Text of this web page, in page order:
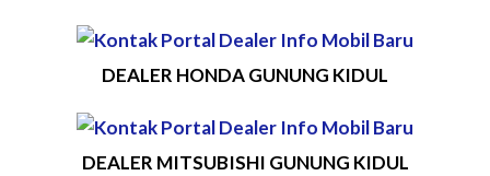
DEALER HONDA GUNUNG KIDUL
DEALER MITSUBISHI GUNUNG KIDUL